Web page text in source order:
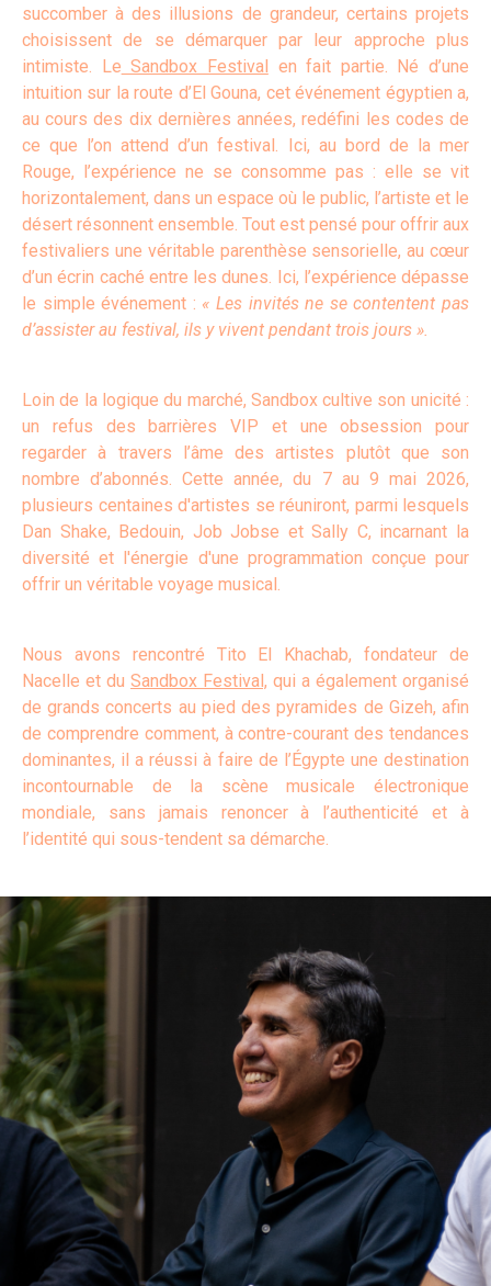
succomber à des illusions de grandeur, certains projets
choisissent de se démarquer par leur approche plus
intimiste. Le Sandbox Festival
en fait partie. Né d’une
intuition sur la route d’El Gouna, cet événement égyptien a,
au cours des dix dernières années, redéfini les codes de
ce que l’on attend d’un festival. Ici, au bord de la mer
Rouge, l’expérience ne se consomme pas : elle se vit
horizontalement, dans un espace où le public, l’artiste et le
désert résonnent ensemble. Tout est pensé pour offrir aux
festivaliers une véritable parenthèse sensorielle, au cœur
d’un écrin caché entre les dunes. Ici, l’expérience dépasse
le simple événement : « Les invités ne se contentent pas
d’assister au festival, ils y vivent pendant trois jours ».
Loin de la logique du marché, Sandbox cultive son unicité :
un refus des barrières VIP et une obsession pour
regarder à travers l’âme des artistes plutôt que son
nombre d’abonnés. Cette année, du 7 au 9 mai 2026,
plusieurs centaines d'artistes se réuniront, parmi lesquels
Dan Shake, Bedouin, Job Jobse et Sally C, incarnant la
diversité et l'énergie d'une programmation conçue pour
offrir un véritable voyage musical.
Nous avons rencontré Tito El Khachab, fondateur de
Nacelle et du Sandbox Festival, qui a également organisé
de grands concerts au pied des pyramides de Gizeh, afin
de comprendre comment, à contre-courant des tendances
dominantes, il a réussi à faire de l’Égypte une destination
incontournable de la scène musicale électronique
mondiale, sans jamais renoncer à l’authenticité et à
l’identité qui sous-tendent sa démarche.